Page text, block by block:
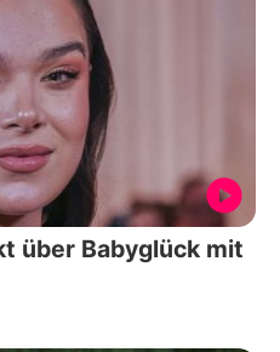
über Babyglück mit